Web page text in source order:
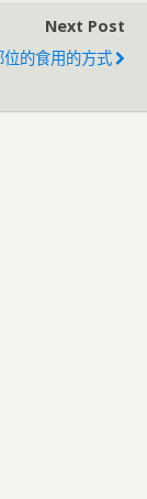
Next Post
的食用的方式